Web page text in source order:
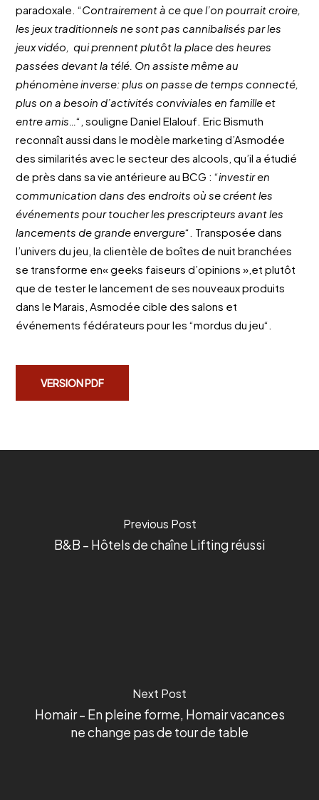
paradoxale. “Contrairement à ce que l’on pourrait croire,
les jeux traditionnels ne sont pas cannibalisés par les
jeuxvidéo, qui prennent plutôt la place des heures
passées devant la télé. On assiste même au
phénomène inverse: plus on passe de temps connecté,
plus on a besoin d’activités conviviales en famille et
entre amis…“, souligne Daniel Elalouf. Eric Bismuth
reconnaît aussi dans le modèle marketing d’Asmodée
des similarités avec le secteur des alcools, qu’il a étudié
de près dans sa vie antérieure au BCG : “investir en
communication dans des endroits où se créent les
événements pour toucher les prescripteurs avant les
lancements de grande envergure“. Transposée dans
l’univers du jeu, la clientèle de boîtes de nuit branchées
se transforme en« geeks faiseurs d’opinions »,et plutôt
que de tester le lancement de ses nouveaux produits
dans le Marais, Asmodée cible des salons et
événements fédérateurs pour les “mordus du jeu“.
VERSION PDF
Previous Post
B&B – Hôtels de chaîne Lifting réussi
Next Post
Homair – En pleine forme, Homair vacances
ne change pas de tour de table